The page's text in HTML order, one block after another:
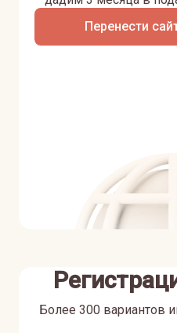
Перенести
Более 300 вариантов